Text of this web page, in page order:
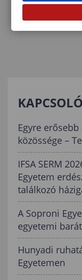
Egyre
közössége –
IFSA SERM
Egyetem
találkozó
A Soproni
egyetemi
Hunyadi
Egyetemen